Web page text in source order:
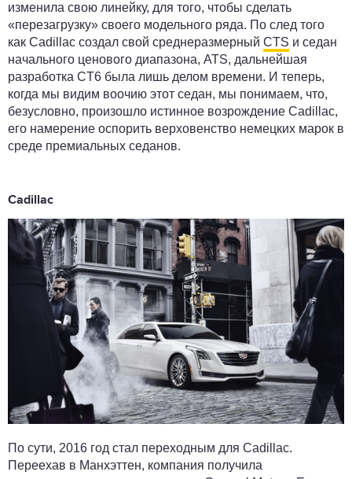
изменила свою линейку, для того, чтобы сделать
«перезагрузку» своего модельного ряда. По след того
как Cadillac создал свой среднеразмерный CTS и седан
начального ценового диапазона, ATS, дальнейшая
разработка CT6 была лишь делом времени. И теперь,
когда мы видим воочию этот седан, мы понимаем, что,
безусловно, произошло истинное возрождение Cadillac,
его намерение оспорить верховенство немецких марок в
среде премиальных седанов.
Cadillac
По сути, 2016 год стал переходным для Cadillac.
Переехав в Манхэттен, компания получила